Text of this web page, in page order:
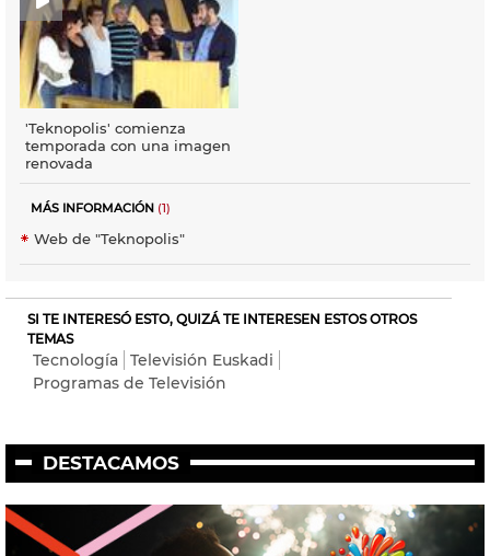
'Teknopolis' comienza
temporada con una imagen
renovada
MÁS INFORMACIÓN (1)
Web de "Teknopolis"
SI TE INTERESÓ ESTO, QUIZÁ TE INTERESEN ESTOS OTROS
TEMAS
Tecnología
Televisión Euskadi
Programas de Televisión
DESTACAMOS